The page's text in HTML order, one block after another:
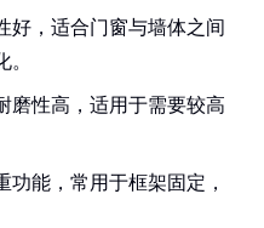
好，适合门窗与墙体之间
磨性高，适用于需要较高
功能，常用于框架固定，